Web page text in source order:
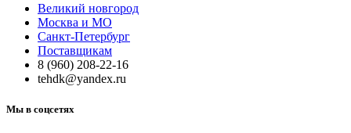
Великий новгород
Москва и МО
Санкт-Петербург
Поставщикам
8 (960) 208-22-16
tehdk@yandex.ru
Мы в соцсетях